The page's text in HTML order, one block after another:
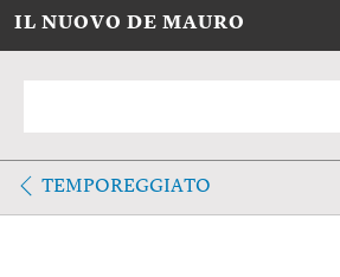
IL NUOVO DE MAURO
TEMPOREGGIATO